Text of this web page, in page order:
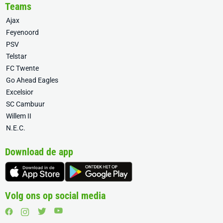
Teams
Ajax
Feyenoord
PSV
Telstar
FC Twente
Go Ahead Eagles
Excelsior
SC Cambuur
Willem II
N.E.C.
Download de app
Volg ons op social media